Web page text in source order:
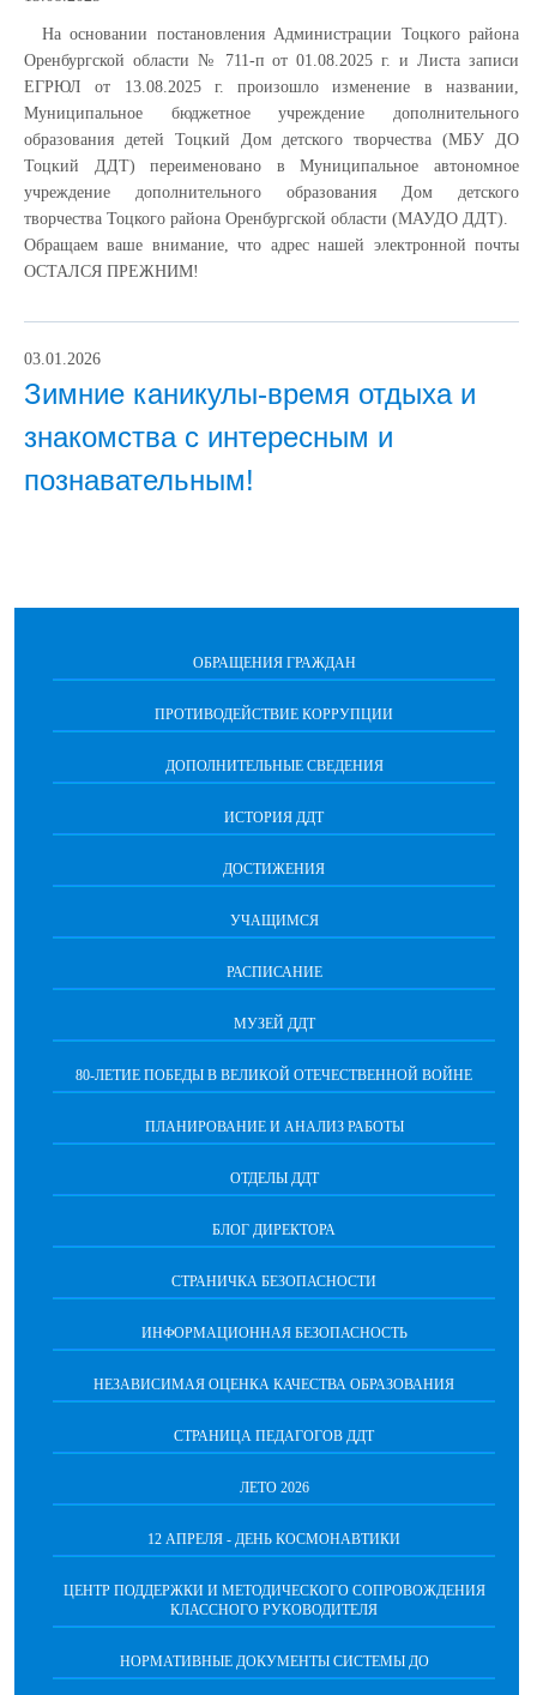
На основании постановления Администрации Тоцкого района
Оренбургской области № 711-п от 01.08.2025 г. и Листа записи
ЕГРЮЛ от 13.08.2025 г. произошло изменение в названии,
Муниципальное бюджетное учреждение дополнительного
образования детей Тоцкий Дом детского творчества (МБУ ДО
Тоцкий ДДТ) переименовано в Муниципальное автономное
учреждение дополнительного образования Дом детского
творчества Тоцкого района Оренбургской области (МАУДО ДДТ).
Обращаем ваше внимание, что адрес нашей электронной почты
ОСТАЛСЯ ПРЕЖНИМ!
03.01.2026
Зимние каникулы-время отдыха и
знакомства с интересным и
познавательным!
ОБРАЩЕНИЯ ГРАЖДАН
ПРОТИВОДЕЙСТВИЕ КОРРУПЦИИ
ДОПОЛНИТЕЛЬНЫЕ СВЕДЕНИЯ
ИСТОРИЯ ДДТ
ДОСТИЖЕНИЯ
УЧАЩИМСЯ
РАСПИСАНИЕ
МУЗЕЙ ДДТ
80-ЛЕТИЕ ПОБЕДЫ В ВЕЛИКОЙ ОТЕЧЕСТВЕННОЙ ВОЙНЕ
ПЛАНИРОВАНИЕ И АНАЛИЗ РАБОТЫ
ОТДЕЛЫ ДДТ
БЛОГ ДИРЕКТОРА
СТРАНИЧКА БЕЗОПАСНОСТИ
ИНФОРМАЦИОННАЯ БЕЗОПАСНОСТЬ
НЕЗАВИСИМАЯ ОЦЕНКА КАЧЕСТВА ОБРАЗОВАНИЯ
СТРАНИЦА ПЕДАГОГОВ ДДТ
ЛЕТО 2026
12 АПРЕЛЯ - ДЕНЬ КОСМОНАВТИКИ
ЦЕНТР ПОДДЕРЖКИ И МЕТОДИЧЕСКОГО СОПРОВОЖДЕНИЯ
КЛАССНОГО РУКОВОДИТЕЛЯ
НОРМАТИВНЫЕ ДОКУМЕНТЫ СИСТЕМЫ ДО